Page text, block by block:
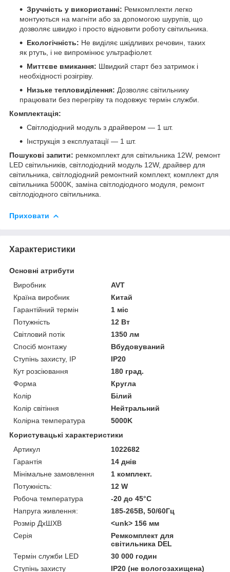
Зручність у використанні: Ремкомплекти легко
монтуються на магніти або за допомогою шурупів, що
дозволяє швидко і просто відновити роботу світильника.
Екологічність: Не виділяє шкідливих речовин, таких
як ртуть, і не випромінює ультрафіолет.
Миттєве вмикання: Швидкий старт без затримок і
необхідності розігріву.
Низьке тепловиділення: Дозволяє світильнику
працювати без перегріву та подовжує термін служби.
Комплектація:
Світлодіодний модуль з драйвером — 1 шт.
Інструкція з експлуатації — 1 шт.
Пошукові запити: ремкомплект для світильника 12W, ремонт
LED світильників, світлодіодний модуль 12W, драйвер для
світильника, світлодіодний ремонтний комплект, комплект для
світильника 5000K, заміна світлодіодного модуля, ремонт
світлодіодного світильника.
Приховати
Характеристики
Основні атрибути
Виробник
AVT
Країна виробник
Китай
Гарантійний термін
1 міс
Потужність
12 Вт
Світловий потік
1350 лм
Спосіб монтажу
Вбудовуваний
Ступінь захисту, IP
IP20
Кут розсіювання
180 град.
Форма
Кругла
Колір
Білий
Колір світіння
Нейтральний
Колірна температура
5000K
Користувацькі характеристики
Артикул
1022682
Гарантія
14 днів
Мінімальне замовлення
1 комплект.
Потужність:
12 W
Робоча температура
-20 до 45°С
Напруга живлення:
185-265В, 50/60Гц
Розмір ДхШХВ
<unk> 156 мм
Серія
Ремкомплект для
світильника DEL
Термін служби LED
30 000 годин
Ступінь захисту
IP20 (не вологозахищена)